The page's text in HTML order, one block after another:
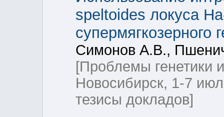
speltoides локуса
супермягкозерного
Симонов А.В.,
[Проблемы генетики
Новосибирск, 1-7
тезисы докладов]